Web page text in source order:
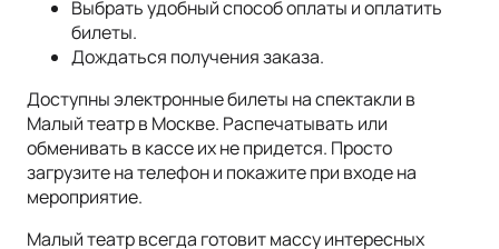
Выбрать удобный способ оплаты и оплатить
билеты.
Дождаться получения заказа.
Доступны электронные билеты на спектакли в
Малый театр в Москве. Распечатывать или
обменивать в кассе их не придется. Просто
загрузите на телефон и покажите при входе на
мероприятие.
Малый театр всегда готовит массу интересных